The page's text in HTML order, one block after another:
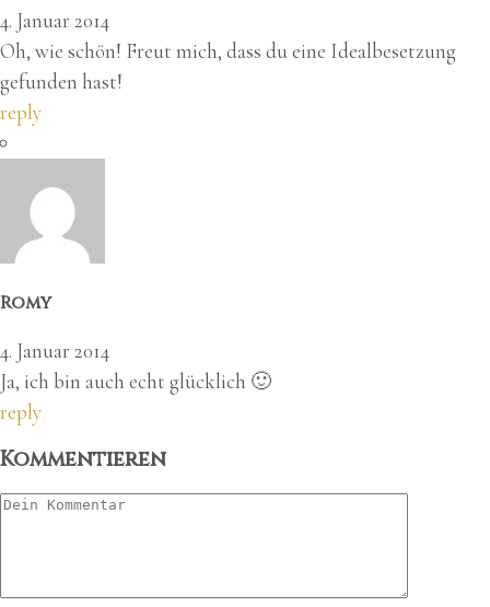
4. Januar 2014
Oh, wie schön! Freut mich, dass du eine Idealbesetzung
gefunden hast!
reply
Romy
4. Januar 2014
Ja, ich bin auch echt glücklich 🙂
reply
Kommentieren